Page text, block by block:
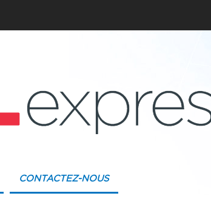
CONTACTEZ-NOUS